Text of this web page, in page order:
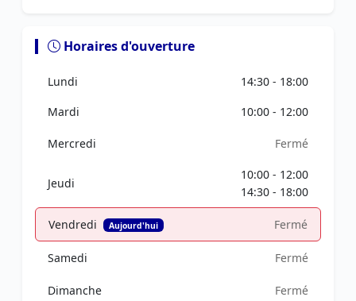
Horaires d'ouverture
Lundi
14:30 - 18:00
Mardi
10:00 - 12:00
Mercredi Fermé
Jeudi
10:00 - 12:00
14:30 - 18:00
Vendredi Aujourd'hui Fermé
Samedi Fermé
Dimanche Fermé